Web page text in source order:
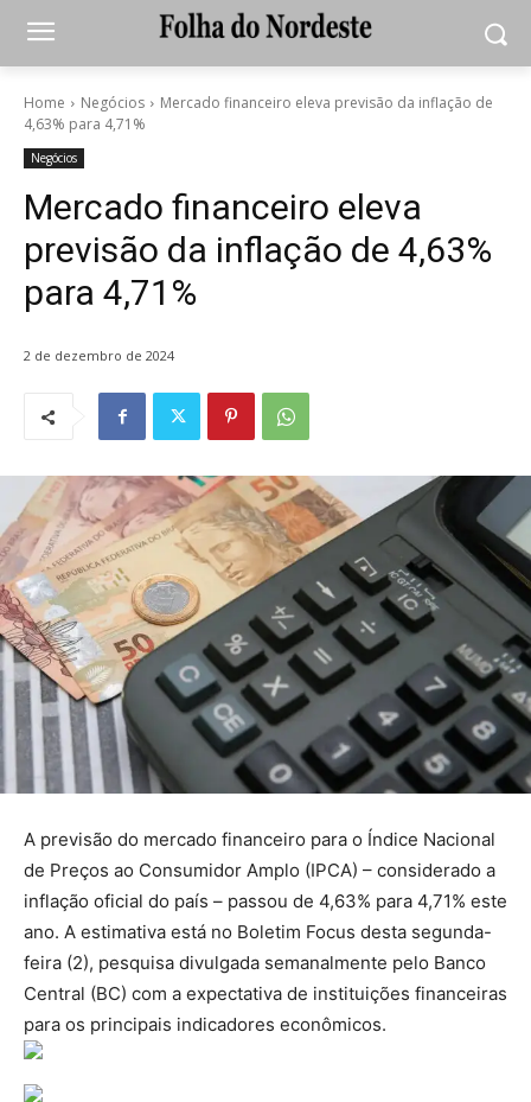
Home Negócios
Mercado financeiro eleva previsão da inflação de
4,63% para 4,71%
Negócios
Mercado financeiro eleva
previsão da inflação de 4,63%
para 4,71%
2 de dezembro de 2024
A previsão do mercado financeiro para o Índice Nacional
de Preços ao Consumidor Amplo (IPCA) – considerado a
inflação oficial do país – passou de 4,63% para 4,71% este
ano. A estimativa está no Boletim Focus desta segunda-
feira (2), pesquisa divulgada semanalmente pelo Banco
Central (BC) com a expectativa de instituições financeiras
para os principais indicadores econômicos.